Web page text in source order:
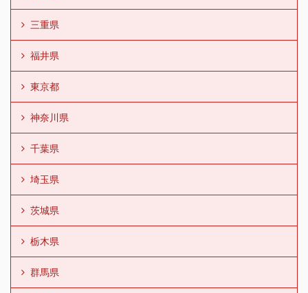
三重県
福井県
東京都
神奈川県
千葉県
埼玉県
茨城県
栃木県
群馬県